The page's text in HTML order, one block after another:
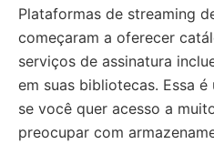
Plataformas de streaming
começaram a oferecer
serviços de assinatura
em suas bibliotecas. Essa
se você quer acesso a
preocupar com